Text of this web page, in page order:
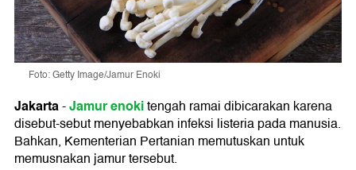
Foto: Getty Image/Jamur Enoki
Jakarta-Jamur enokitengah ramai dibicarakan karena
disebut-sebut menyebabkan infeksi listeria pada manusia.
Bahkan, Kementerian Pertanian memutuskan untuk
memusnakan jamur tersebut.